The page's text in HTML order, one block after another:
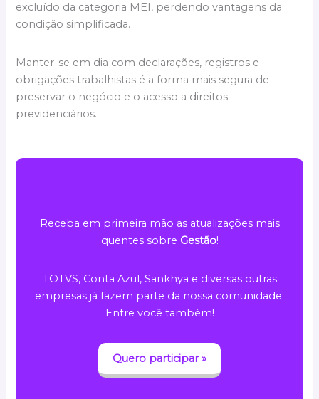
excluído da categoria MEI, perdendo vantagens da
condição simplificada.
Manter-se em dia com declarações, registros e
obrigações trabalhistas é a forma mais segura de
preservar o negócio e o acesso a direitos
previdenciários.
Receba em primeira mão as atualizações mais
quentes sobre Gestão!
TOTVS, Conta Azul, Sankhya e diversas outras
empresas já fazem parte da nossa comunidade.
Entre você também!
Quero participar »